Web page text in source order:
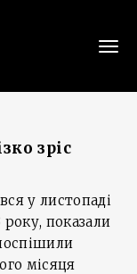
зріс
у листопаді
показали
місяця